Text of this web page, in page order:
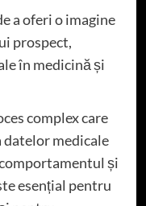
a oferi o imagine
prospect,
în medicină și
complex care
medicale
și
esențial pentru